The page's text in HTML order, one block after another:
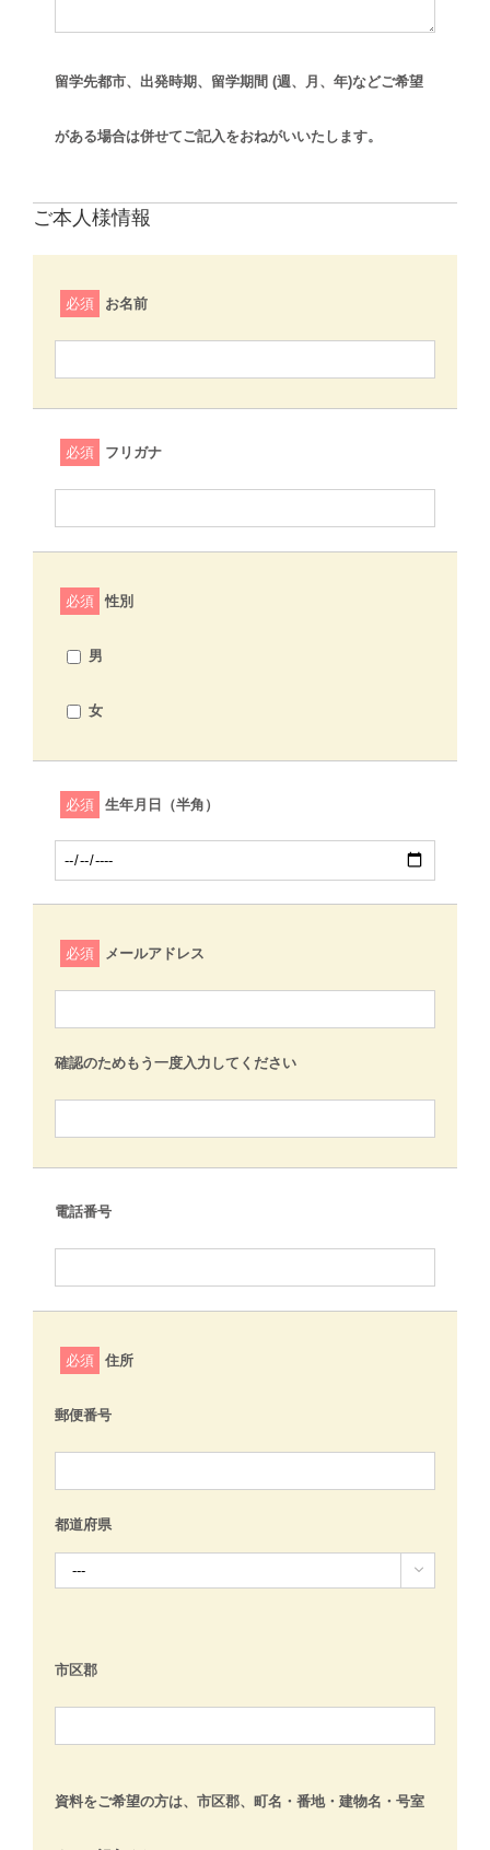
留学先都市、出発時期、留学期間 (週、月、年)などご希望
がある場合は併せてご記入をおねがいいたします。
ご本人様情報
必須 お名前
必須 フリガナ
必須 性別
男
女
必須 生年月日（半角）
必須 メールアドレス
確認のためもう一度入力してください
電話番号
必須 住所
郵便番号
都道府県

市区郡
資料をご希望の方は、市区郡、町名・番地・建物名・号室